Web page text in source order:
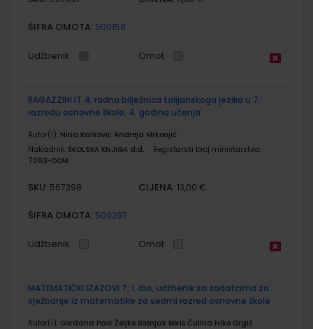
ŠIFRA OMOTA: 500158
Udžbenik Omot
RAGAZZINI.IT 4; radna bilježnica talijanskoga jezika u 7.
razredu osnovne škole, 4. godina učenja
Autor(i): Nina Karković Andreja Mrkonjić
Nakladnik: ŠKOLSKA KNJIGA d.d.
Registarski broj ministarstva:
7083-DOM
SKU: 567398 CIJENA: 13,00 €
ŠIFRA OMOTA: 500297
Udžbenik Omot
MATEMATIČKI IZAZOVI 7; 1. dio, udžbenik sa zadatcima za
vježbanje iz matematike za sedmi razred osnovne škole
Autor(i): Gordana Paić Željko Bošnjak Boris Čulina Niko Grgić